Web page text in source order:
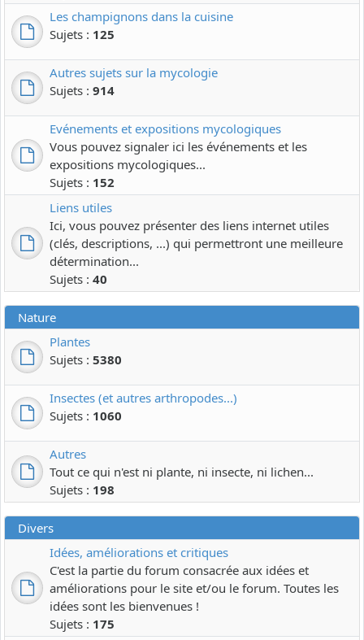
Les champignons dans la cuisine
Sujets : 125
Autres sujets sur la mycologie
Sujets : 914
Evénements et expositions mycologiques
Vous pouvez signaler ici les événements et les
expositions mycologiques...
Sujets : 152
Liens utiles
Ici, vous pouvez présenter des liens internet utiles
(clés, descriptions, ...) qui permettront une meilleure
détermination...
Sujets : 40
Nature
Plantes
Sujets : 5380
Insectes (et autres arthropodes...)
Sujets : 1060
Autres
Tout ce qui n'est ni plante, ni insecte, ni lichen...
Sujets : 198
Divers
Idées, améliorations et critiques
C'est la partie du forum consacrée aux idées et
améliorations pour le site et/ou le forum. Toutes les
idées sont les bienvenues !
Sujets : 175